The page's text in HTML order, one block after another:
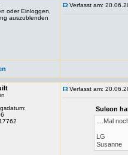
oder Einloggen,
auszublenden
Verfasst am:
Verfasst am:
Suleon
....Mal
LG
Susanne